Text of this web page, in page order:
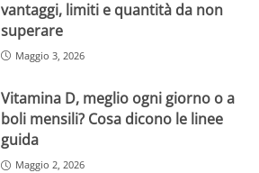
vantaggi, limiti e quantità da non
superare
Maggio 3, 2026
Vitamina D, meglio ogni giorno o a
boli mensili? Cosa dicono le linee
guida
Maggio 2, 2026